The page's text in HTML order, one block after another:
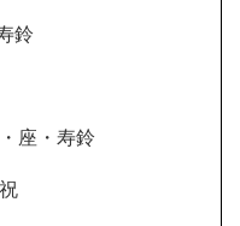
鈴
座・寿鈴